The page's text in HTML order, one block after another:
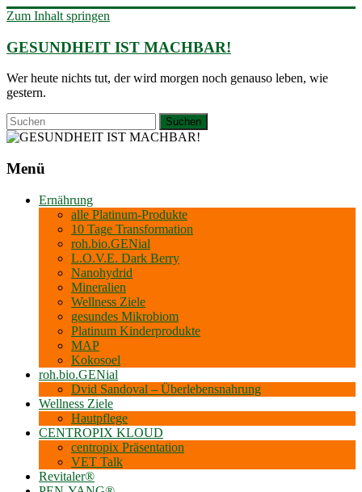
Zum Inhalt springen
GESUNDHEIT IST MACHBAR!
Wer heute nichts tut, der wird morgen noch genauso leben, wie
gestern.
Menü
Ernährung
alle Platinum-Produkte
10 Tage Transformation
roh.bio.GENial
L.O.V.E. Dark Berry
Nanohydrid
Mineralien
Wellness Ziele
gesundes Mikrobiom
Platinum Kinderprodukte
MAP
Kokosoel
roh.bio.GENial
Dvid Sandoval – Überlebensnahrung
Wellness Ziele
Hautpflege
CENTROPIX KLOUD
centropix Präsentation
VET Talk
Revitaler®